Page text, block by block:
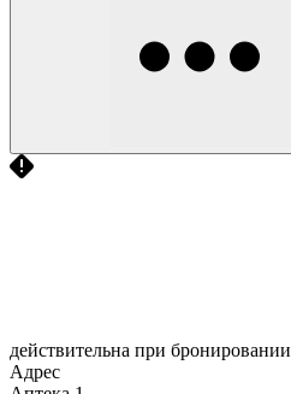
действительна при бронировании
Адрес